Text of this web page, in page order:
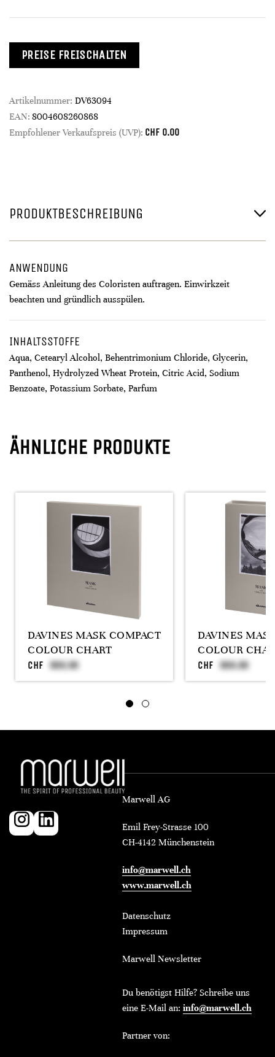
PREISE FREISCHALTEN
Artikelnummer: DV63094
EAN: 8004608260868
Empfohlener Verkaufspreis (UVP): CHF 0.00
PRODUKTBESCHREIBUNG
ANWENDUNG
Gemäss Anleitung des Coloristen auftragen. Einwirkzeit
beachten und gründlich ausspülen.
INHALTSSTOFFE
Aqua, Cetearyl Alcohol, Behentrimonium Chloride, Glycerin,
Panthenol, Hydrolyzed Wheat Protein, Citric Acid, Sodium
Benzoate, Potassium Sorbate, Parfum
ÄHNLICHE PRODUKTE
DAVINES MASK COMPACT
COLOUR CHART
CHF
DAVINES
COLOUR
CHF
Marwell AG
Emil Frey-Strasse 100
CH-4142 Münchenstein
info@marwell.ch
www.marwell.ch
Datenschutz
Impressum
Marwell Newsletter
Du benötigst Hilfe? Schreibe uns
eine E-Mail an: info@marwell.ch
Partner von: